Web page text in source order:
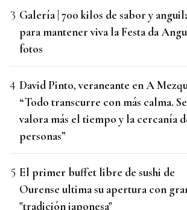
Galería | 700 kilos de sabor y
para mantener viva la Festa da
fotos
David Pinto, veraneante en A
“Todo transcurre con más calma. Se
valora más el tiempo y la cercanía
personas”
El primer buffet libre de sushi de
Ourense ultima su apertura con
"tradición japonesa"